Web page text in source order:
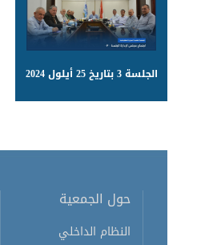
الجلسة 3 بتاريخ 25 أيلول 2024
حول الجمعية
النظام الداخلي